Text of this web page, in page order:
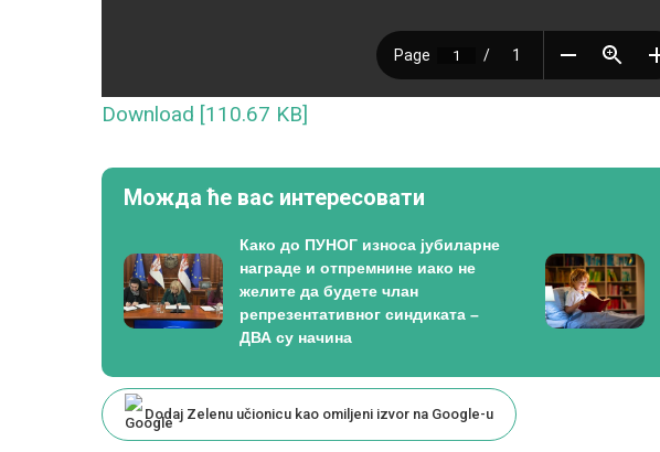
Download [110.67 KB]
Можда ће вас интересовати
Како до ПУНОГ износа јубиларне
награде и отпремнине иако не
желите да будете члан
репрезентативног синдиката –
ДВА су начина
Dodaj Zelenu učionicu kao omiljeni izvor na Google-u